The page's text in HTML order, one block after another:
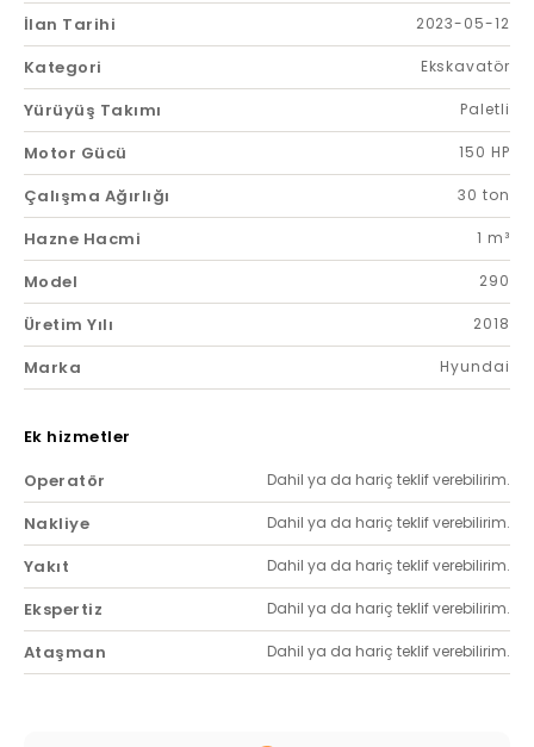
İlan Tarihi 2023-05-12
Kategori Ekskavatör
Yürüyüş Takımı Paletli
Motor Gücü 150 HP
Çalışma Ağırlığı 30 ton
Hazne Hacmi 1 m³
Model 290
Üretim Yılı 2018
Marka Hyundai
Ek hizmetler
Operatör
Dahil ya da hariç teklif verebilirim.
Nakliye Dahil ya da hariç teklif verebilirim.
Yakıt Dahil ya da hariç teklif verebilirim.
Ekspertiz Dahil ya da hariç teklif verebilirim.
Ataşman Dahil ya da hariç teklif verebilirim.